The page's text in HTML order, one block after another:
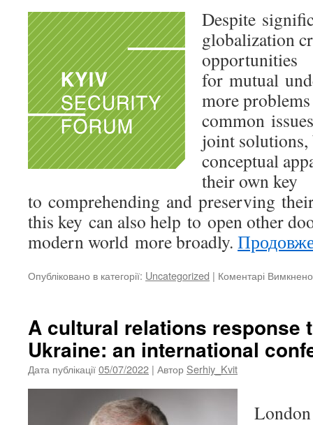
Despite
globalization
opportunities
for mutual
more
common
joint solutions,
conceptual
their own key
to comprehending and preserving
this key can also help to open other
modern world more broadly.
Опубліковано в категорії: Uncategorized | Коментарі Вимкнено
A cultural relations response
Ukraine: an international
Дата публікації05/07/2022 | Автор Serhiy_Kvit
London